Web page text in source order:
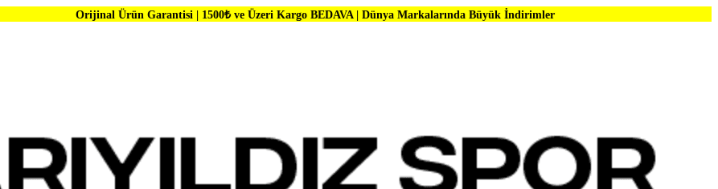
Orijinal Ürün Garantisi | 1500₺ ve Üzeri Kargo BEDAVA | Dünya Markalarında Büyük İndirimler